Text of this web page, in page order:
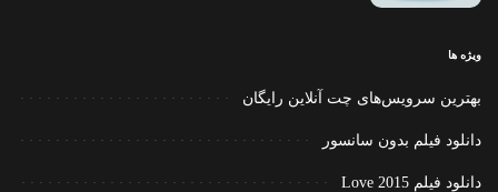
ویژه ها
بهترین سرویس‌های چت آنلاین رایگان
دانلود فیلم بدون سانسور
دانلود فیلم Love 2015